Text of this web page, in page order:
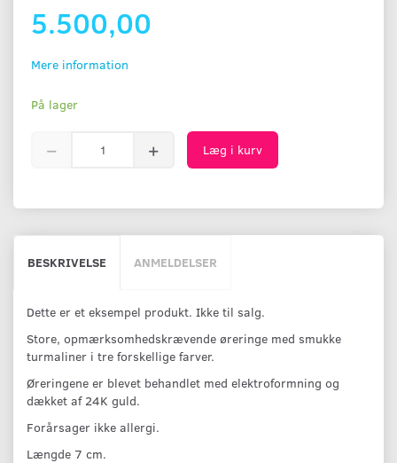
5.500,00
Mere information
På lager
Læg i kurv
BESKRIVELSE ANMELDELSER
Dette er et eksempel produkt. Ikke til salg.
Store, opmærksomhedskrævende øreringe med smukke
turmaliner i tre forskellige farver.
Øreringene er blevet behandlet med elektroformning og
dækket af 24K guld.
Forårsager ikke allergi.
Længde 7 cm.